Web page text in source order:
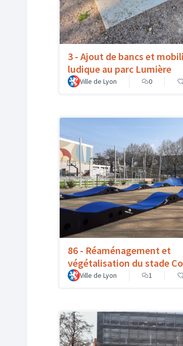
3 - Ajout de bancs et
ludique au parc Lumière
Ville de Lyon 0
86 - Réaménagement et
végétalisation du stade
Ville de Lyon 1